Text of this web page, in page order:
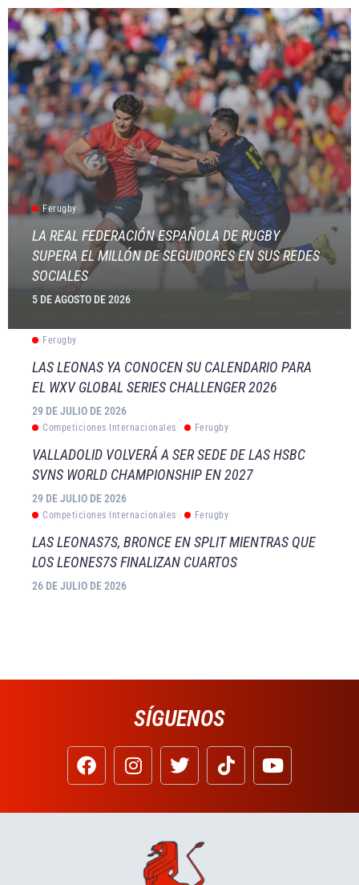
Ferugby
LA REAL FEDERACIÓN ESPAÑOLA DE RUGBY
SUPERA EL MILLÓN DE SEGUIDORES EN SUS REDES
SOCIALES
5 DE AGOSTO DE 2026
Ferugby
LAS LEONAS YA CONOCEN SU CALENDARIO PARA
EL WXV GLOBAL SERIES CHALLENGER 2026
29 DE JULIO DE 2026
Competiciones Internacionales Ferugby
VALLADOLID VOLVERÁ A SER SEDE DE LAS HSBC
SVNS WORLD CHAMPIONSHIP EN 2027
29 DE JULIO DE 2026
Competiciones Internacionales Ferugby
LAS LEONAS7S, BRONCE EN SPLIT MIENTRAS QUE
LOS LEONES7S FINALIZAN CUARTOS
26 DE JULIO DE 2026
SÍGUENOS